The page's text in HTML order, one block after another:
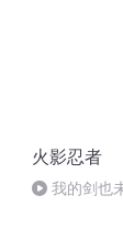
火影忍者
我的剑也